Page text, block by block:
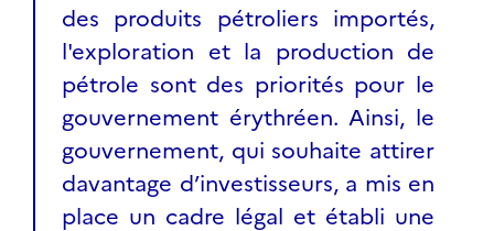
des produits pétroliers importés,
l'exploration et la production de
pétrole sont des priorités pour le
gouvernement érythréen. Ainsi, le
gouvernement, qui souhaite attirer
davantage d’investisseurs, a mis en
place un cadre légal et établi une